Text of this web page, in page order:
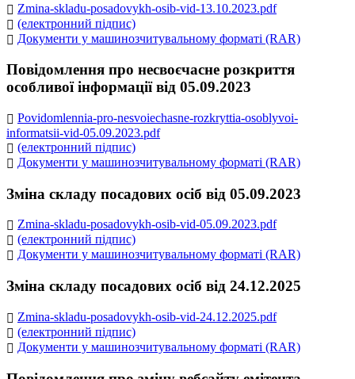
Zmina-skladu-posadovykh-osib-vid-13.10.2023.pdf
(електронний підпис)
Документи у машинозчитувальному форматі (RAR)
Повідомлення про несвоєчасне розкриття
особливої інформації від 05.09.2023
Povidomlennia-pro-nesvoiechasne-rozkryttia-osoblyvoi-
informatsii-vid-05.09.2023.pdf
(електронний підпис)
Документи у машинозчитувальному форматі (RAR)
Зміна складу посадових осіб від 05.09.2023
Zmina-skladu-posadovykh-osib-vid-05.09.2023.pdf
(електронний підпис)
Документи у машинозчитувальному форматі (RAR)
Зміна складу посадових осіб від 24.12.2025
Zmina-skladu-posadovykh-osib-vid-24.12.2025.pdf
(електронний підпис)
Документи у машинозчитувальному форматі (RAR)